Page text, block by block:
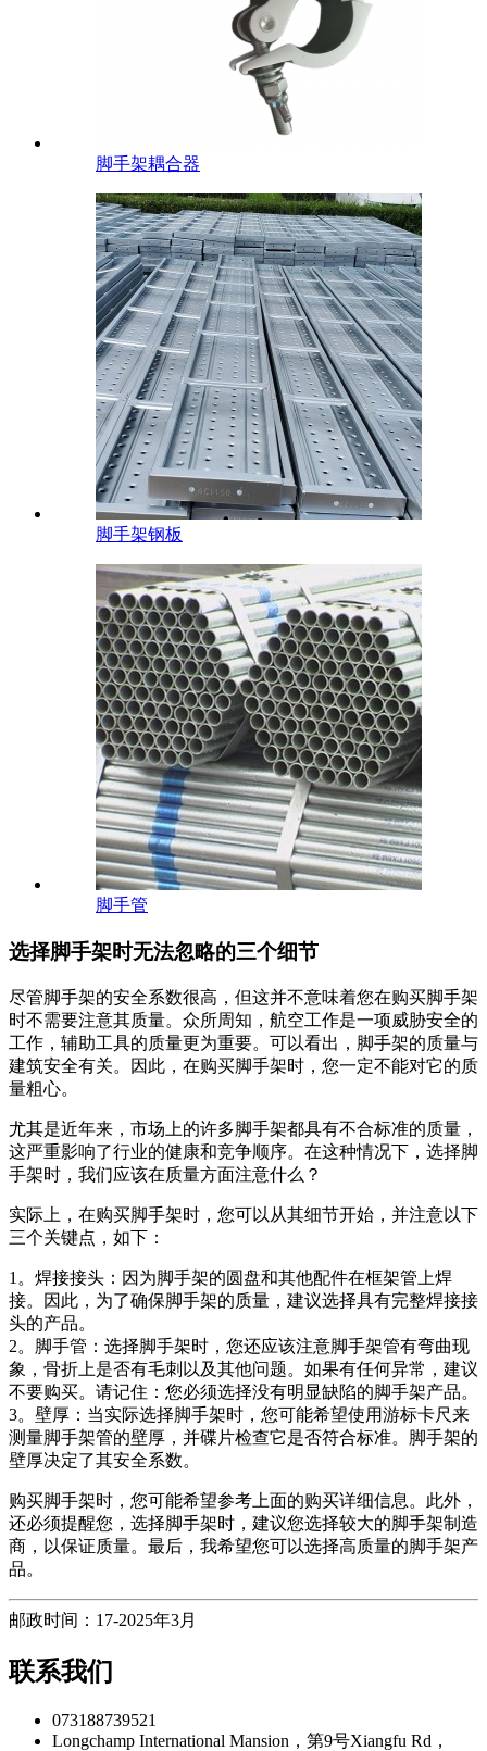
脚手架耦合器
脚手架钢板
脚手管
选择脚手架时无法忽略的三个细节
尽管脚手架的安全系数很高，但这并不意味着您在购买脚手架
时不需要注意其质量。众所周知，航空工作是一项威胁安全的
工作，辅助工具的质量更为重要。可以看出，脚手架的质量与
建筑安全有关。因此，在购买脚手架时，您一定不能对它的质
量粗心。
尤其是近年来，市场上的许多脚手架都具有不合标准的质量，
这严重影响了行业的健康和竞争顺序。在这种情况下，选择脚
手架时，我们应该在质量方面注意什么？
实际上，在购买脚手架时，您可以从其细节开始，并注意以下
三个关键点，如下：
1。焊接接头：因为脚手架的圆盘和其他配件在框架管上焊
接。因此，为了确保脚手架的质量，建议选择具有完整焊接接
头的产品。
2。脚手管：选择脚手架时，您还应该注意脚手架管有弯曲现
象，骨折上是否有毛刺以及其他问题。如果有任何异常，建议
不要购买。请记住：您必须选择没有明显缺陷的脚手架产品。
3。壁厚：当实际选择脚手架时，您可能希望使用游标卡尺来
测量脚手架管的壁厚，并碟片检查它是否符合标准。脚手架的
壁厚决定了其安全系数。
购买脚手架时，您可能希望参考上面的购买详细信息。此外，
还必须提醒您，选择脚手架时，建议您选择较大的脚手架制造
商，以保证质量。最后，我希望您可以选择高质量的脚手架产
品。
邮政时间：17-2025年3月
联系我们
073188739521
Longchamp International Mansion，第9号Xiangfu Rd，